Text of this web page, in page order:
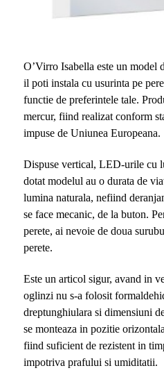
O’Virro Isabella este un model
il poti instala cu usurinta pe
functie de preferintele tale.
mercur, fiind realizat conform
impuse de Uniunea Europeana.
Dispuse vertical, LED-urile cu
dotat modelul au o durata de
lumina naturala, nefiind
se face mecanic, de la buton.
perete, ai nevoie de doua
perete.
Este un articol sigur, avand in
oglinzi nu s-a folosit
dreptunghiulara si dimensiuni
se monteaza in pozitie
fiind suficient de rezistent in
impotriva prafului si umiditatii.